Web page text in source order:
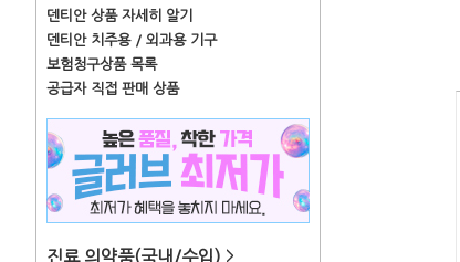
덴티안 상품 자세히 알기
덴티안 치주용 / 외과용 기구
보험청구상품 목록
공급자 직접 판매 상품
진료 의약품(국내/수입) >